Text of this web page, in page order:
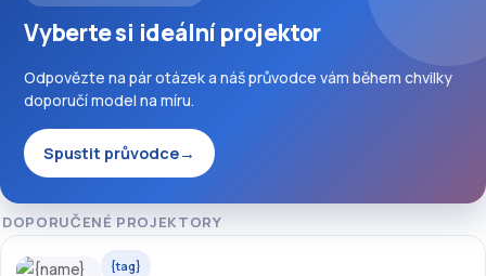
Vyberte si ideální projektor
Odpovězte na pár otázek a náš průvodce vám během chvilky
doporučí model na míru.
Spustit průvodce→
DOPORUČENÉ PROJEKTORY
{tag}